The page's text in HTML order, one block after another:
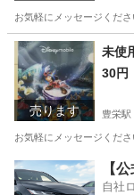
お気軽にメッセージくだ
新潟 新潟市 豊栄
売ります
未使
30円
豊栄駅
お気軽にメッセージくだ
新潟 新潟市 豊
【
自社